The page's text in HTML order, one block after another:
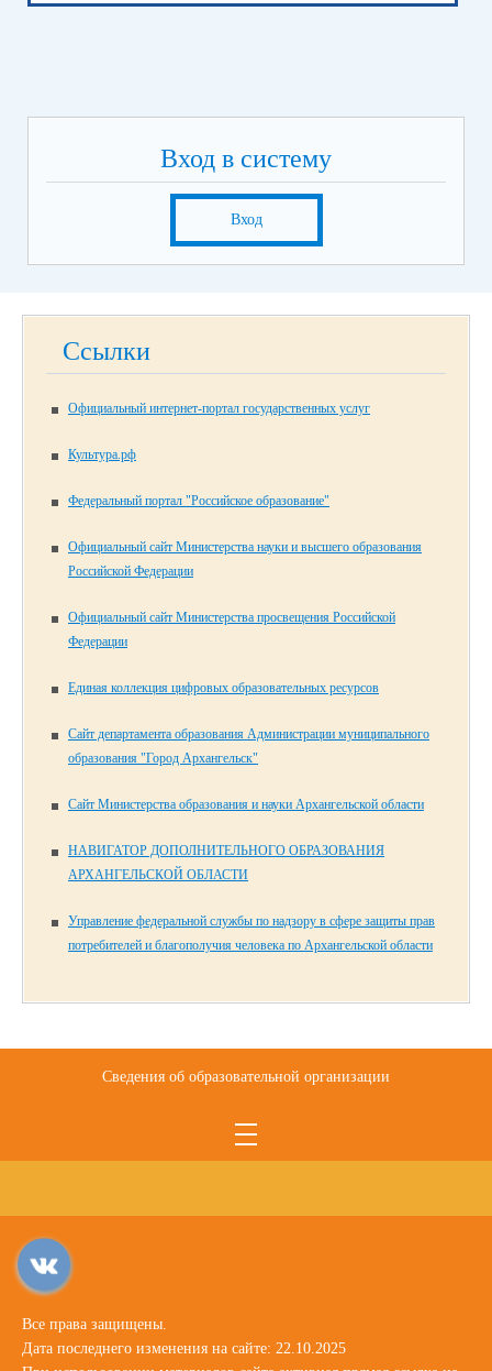
Вход в систему
Вход
Ссылки
Официальный интернет-портал государственных услуг
Культура.рф
Федеральный портал "Российское образование"
Официальный сайт Министерства науки и высшего образования
Российской Федерации
Официальный сайт Министерства просвещения Российской
Федерации
Единая коллекция цифровых образовательных ресурсов
Сайт департамента образования Администрации муниципального
образования "Город Архангельск"
Сайт Министерства образования и науки Архангельской области
НАВИГАТОР ДОПОЛНИТЕЛЬНОГО ОБРАЗОВАНИЯ
АРХАНГЕЛЬСКОЙ ОБЛАСТИ
Управление федеральной службы по надзору в сфере защиты прав
потребителей и благополучия человека по Архангельской области
Сведения об образовательной организации
Все права защищены.
Дата последнего изменения на сайте: 22.10.2025